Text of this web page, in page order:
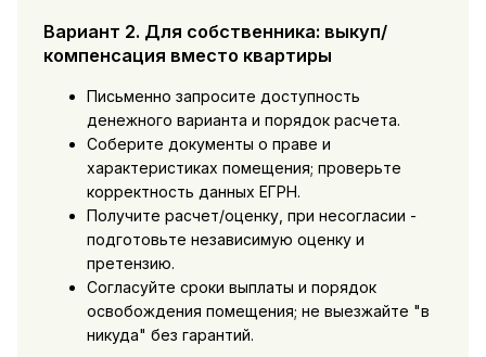
Вариант 2. Для собственника: выкуп/
компенсация вместо квартиры
Письменно запросите доступность
денежного варианта и порядок расчета.
Соберите документы о праве и
характеристиках помещения; проверьте
корректность данных ЕГРН.
Получите расчет/оценку, при несогласии -
подготовьте независимую оценку и
претензию.
Согласуйте сроки выплаты и порядок
освобождения помещения; не выезжайте "в
никуда" без гарантий.